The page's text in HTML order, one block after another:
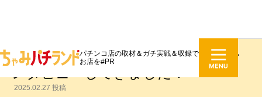
パチンコ店の取材＆ガチ実戦＆収録で
お店を#PR
【誕生秘話】うみのいくらさんにイ
2025.02.27 投稿